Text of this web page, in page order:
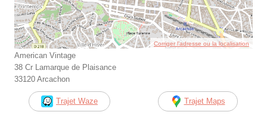
Corriger l’adresse ou la localisation
American Vintage
38 Cr Lamarque de Plaisance
33120 Arcachon
Trajet Waze Trajet Maps